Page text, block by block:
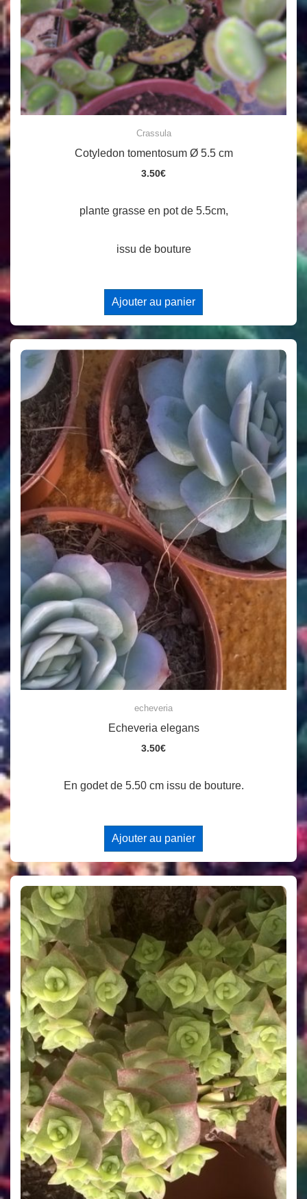
Crassula
Cotyledon tomentosum Ø 5.5 cm
3.50€
plante grasse en pot de 5.5cm,
issu de bouture
Ajouter au panier
echeveria
Echeveria elegans
3.50€
En godet de 5.50 cm issu de bouture.
Ajouter au panier